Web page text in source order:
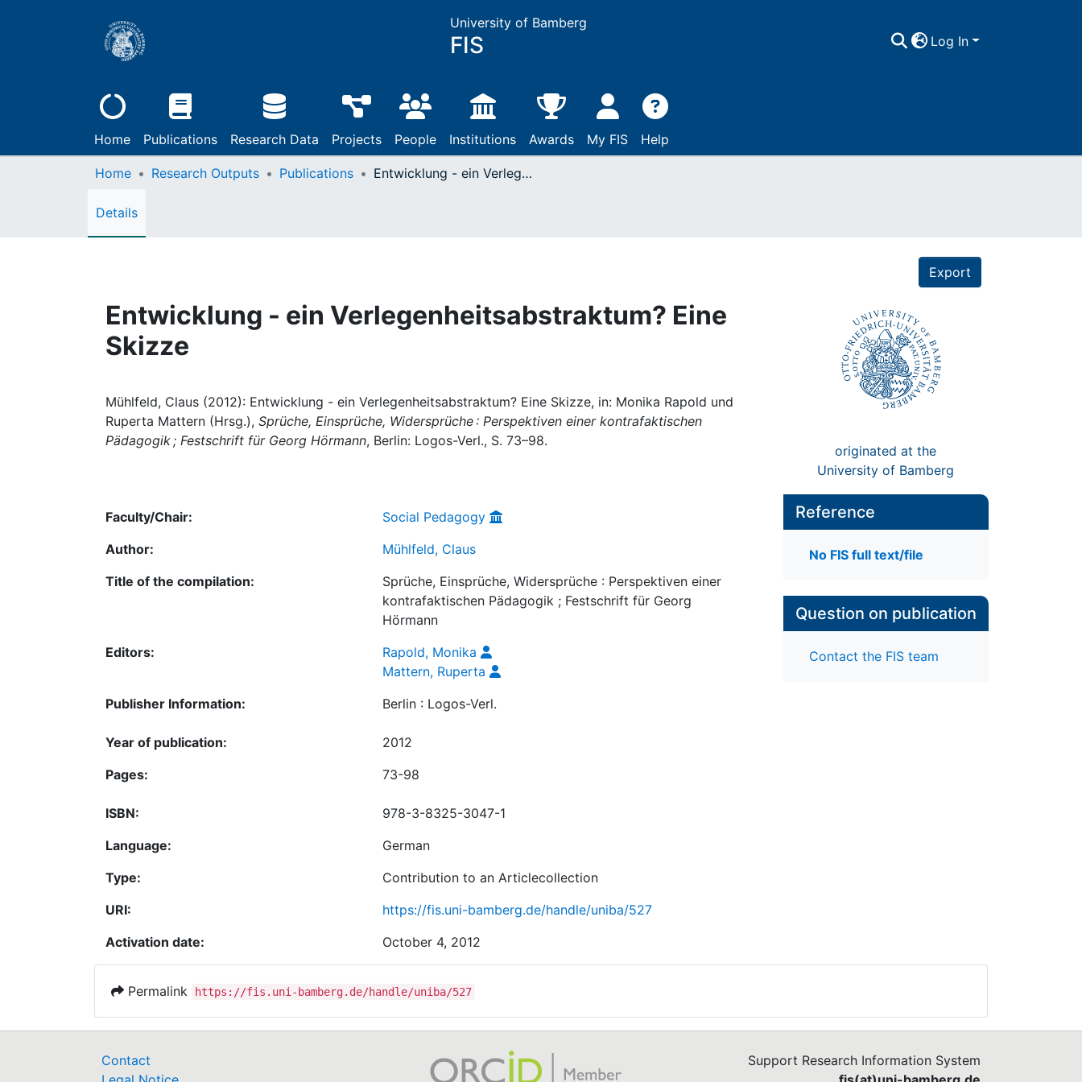
University of Bamberg
FIS Log In
Home Publications Research Data Projects People Institutions Awards My FIS Help
Home Research Outputs Publications Entwicklung - ein Verlegenheitsabstraktum? Eine Skizze
Details
Export
Entwicklung - ein Verlegenheitsabstraktum? Eine
Skizze
Mühlfeld, Claus (2012): Entwicklung - ein Verlegenheitsabstraktum? Eine Skizze, in: Monika Rapold und
Ruperta Mattern (Hrsg.), Sprüche, Einsprüche, Widersprüche : Perspektiven einer kontrafaktischen
Pädagogik ; Festschrift für Georg Hörmann, Berlin: Logos-Verl., S. 73–98.
originated at the
University of Bamberg
Faculty/Chair:
Social Pedagogy
Author:
Mühlfeld, Claus
Title of the compilation:
Sprüche, Einsprüche, Widersprüche : Perspektiven einer
kontrafaktischen Pädagogik ; Festschrift für Georg
Hörmann
Editors:
Rapold, Monika
Mattern, Ruperta
Publisher Information:
Berlin : Logos-Verl.
Year of publication:
2012
Pages:
73-98
ISBN:
978-3-8325-3047-1
Language:
German
Type:
Contribution to an Articlecollection
URI:
https://fis.uni-bamberg.de/handle/uniba/527
Activation date:
October 4, 2012
Reference
No FIS full text/file
Question on publication
Contact the FIS team
Permalink https://fis.uni-bamberg.de/handle/uniba/527
Contact
Support Research Information System